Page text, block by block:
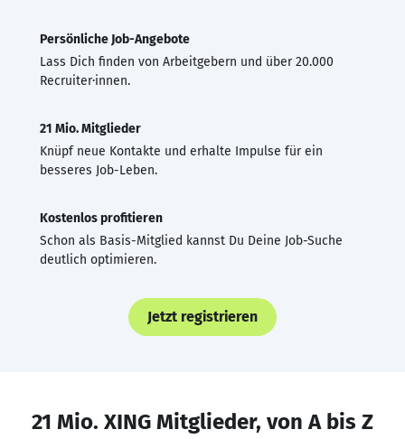
Persönliche Job-Angebote
Lass Dich finden von Arbeitgebern und über 20.000
Recruiter·innen.
21 Mio. Mitglieder
Knüpf neue Kontakte und erhalte Impulse für ein
besseres Job-Leben.
Kostenlos profitieren
Schon als Basis-Mitglied kannst Du Deine Job-Suche
deutlich optimieren.
Jetzt registrieren
21 Mio. XING Mitglieder, von A bis Z